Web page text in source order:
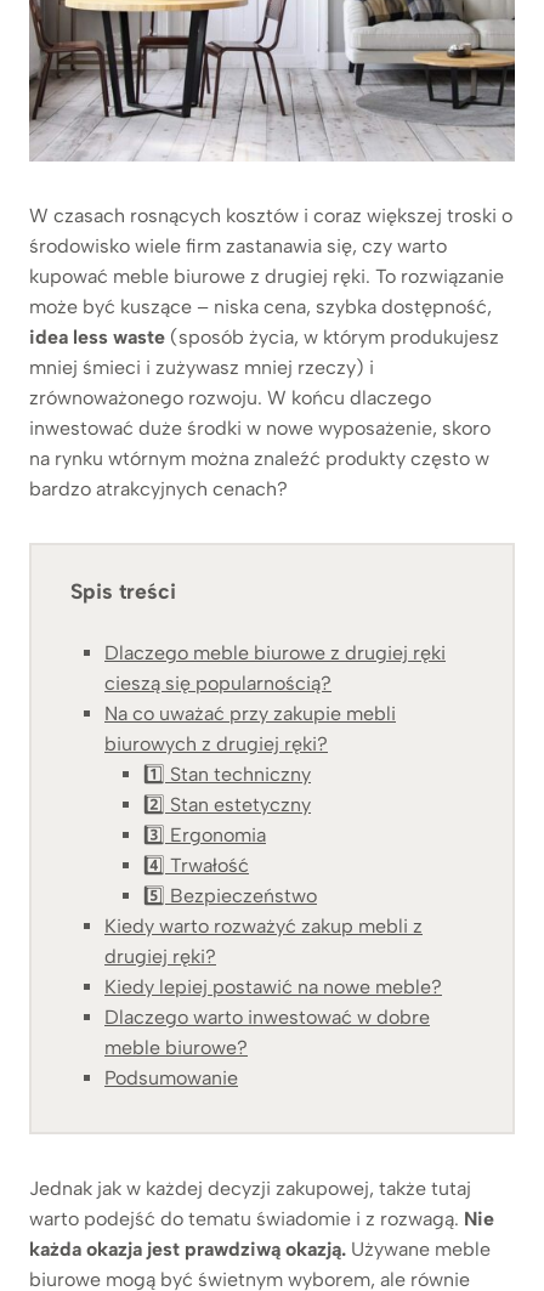
W czasach rosnących kosztów i coraz większej troski o
środowisko wiele firm zastanawia się, czy warto
kupować meble biurowe z drugiej ręki. To rozwiązanie
może być kuszące – niska cena, szybka dostępność,
idea less waste (sposób życia, w którym produkujesz
mniej śmieci i zużywasz mniej rzeczy) i
zrównoważonego rozwoju. W końcu dlaczego
inwestować duże środki w nowe wyposażenie, skoro
na rynku wtórnym można znaleźć produkty często w
bardzo atrakcyjnych cenach?
Spis treści
Dlaczego meble biurowe z drugiej ręki
cieszą się popularnością?
Na co uważać przy zakupie mebli
biurowych z drugiej ręki?
1️⃣ Stan techniczny
2️⃣ Stan estetyczny
3️⃣ Ergonomia
4️⃣ Trwałość
5️⃣ Bezpieczeństwo
Kiedy warto rozważyć zakup mebli z
drugiej ręki?
Kiedy lepiej postawić na nowe meble?
Dlaczego warto inwestować w dobre
meble biurowe?
Podsumowanie
Jednak jak w każdej decyzji zakupowej, także tutaj
warto podejść do tematu świadomie i z rozwagą. Nie
każda okazja jest prawdziwą okazją. Używane meble
biurowe mogą być świetnym wyborem, ale równie